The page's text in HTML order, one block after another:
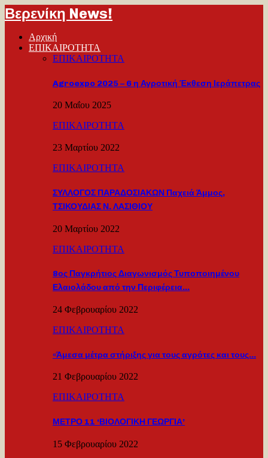
Βερενίκη News!
Αρχική
ΕΠΙΚΑΙΡΟΤΗΤΑ
ΕΠΙΚΑΙΡΟΤΗΤΑ
Agroexpo 2025 – 6 η Αγροτική Έκθεση Ιεράπετρας
20 Μαΐου 2025
ΕΠΙΚΑΙΡΟΤΗΤΑ
23 Μαρτίου 2022
ΕΠΙΚΑΙΡΟΤΗΤΑ
ΣΥΛΛΟΓΟΣ ΠΑΡΑΔΟΣΙΑΚΩΝ Παχειά Άμμος,
ΤΣΙΚΟΥΔΙΑΣ Ν. ΛΑΣΙΘΙΟΥ
20 Μαρτίου 2022
ΕΠΙΚΑΙΡΟΤΗΤΑ
8ος Παγκρήτιος Διαγωνισμός Τυποποιημένου
Ελαιολάδου από την Περιφέρεια…
24 Φεβρουαρίου 2022
ΕΠΙΚΑΙΡΟΤΗΤΑ
«Άμεσα μέτρα στήριξης για τους αγρότες και τους…
21 Φεβρουαρίου 2022
ΕΠΙΚΑΙΡΟΤΗΤΑ
ΜΕΤΡΟ 11 ‘ΒΙΟΛΟΓΙΚΗ ΓΕΩΡΓΙΑ’
15 Φεβρουαρίου 2022